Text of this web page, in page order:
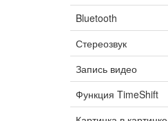
Bluetooth
Стереозвук
Запись видео
Функция TimeShift